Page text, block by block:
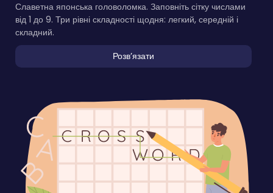
Славетна японська головоломка. Заповніть сітку числами
від 1 до 9. Три рівні складності щодня: легкий, середній і
складний.
Розвʼязати